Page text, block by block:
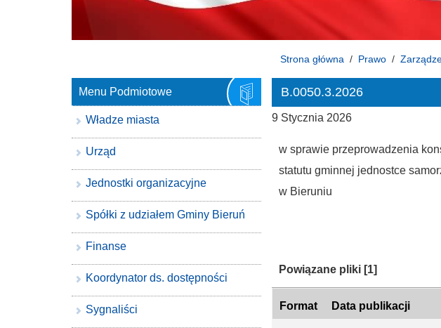
Strona główna Prawo
B.0050.3.2026
9 Stycznia 2026
w sprawie przeprowadzenia
statutu gminnej jednostce
w Bieruniu
Kategoria:
Powiązane pliki [1]
Format Data publikacji
Menu Podmiotowe
Władze miasta
Urząd
Jednostki organizacyjne
Spółki z udziałem Gminy Bieruń
Finanse
Koordynator ds. dostępności
Sygnaliści